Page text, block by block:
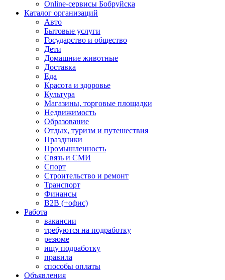
Online-сервисы Бобруйска
Каталог организаций
Авто
Бытовые услуги
Государство и общество
Дети
Домашние животные
Доставка
Еда
Красота и здоровье
Культура
Магазины, торговые площадки
Недвижимость
Образование
Отдых, туризм и путешествия
Праздники
Промышленность
Связь и СМИ
Спорт
Строительство и ремонт
Транспорт
Финансы
B2B (+офис)
Работа
вакансии
требуются на подработку
резюме
ищу подработку
правила
способы оплаты
Объявления